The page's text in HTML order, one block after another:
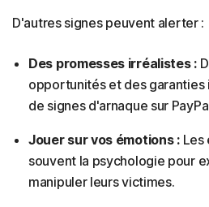
D'autres signes peuvent alerter :
Des promesses irréalistes :
opportunités et des garanties
de signes d'arnaque sur
Jouer sur vos émotions :Les
souvent la psychologie pour
manipuler leurs victimes.